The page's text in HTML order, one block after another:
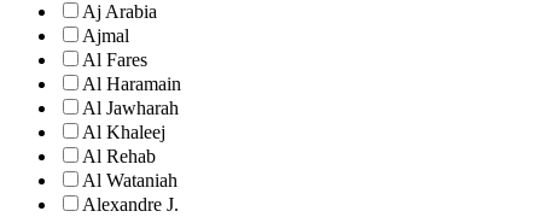
Aj Arabia
Ajmal
Al Fares
Al Haramain
Al Jawharah
Al Khaleej
Al Rehab
Al Wataniah
Alexandre J.